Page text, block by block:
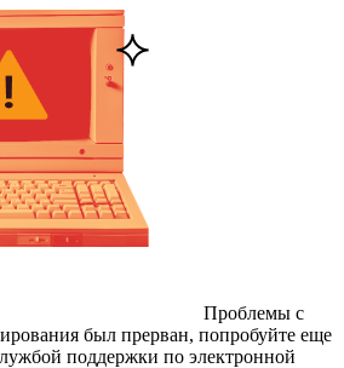
Проблемы с
был прерван, попробуйте еще
поддержки по электронной